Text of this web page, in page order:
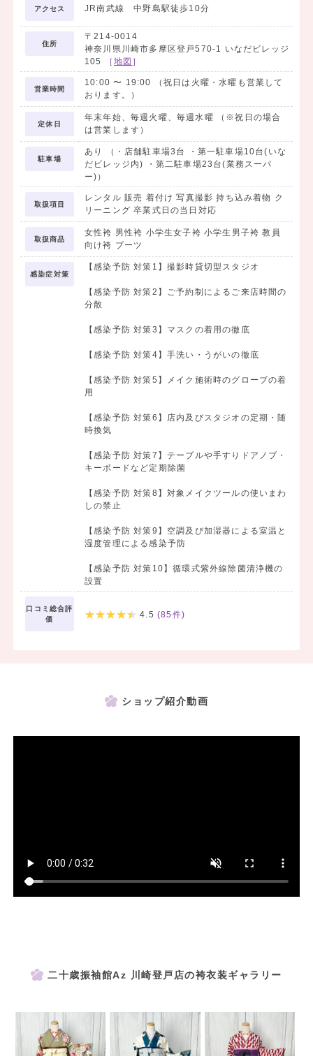
❤︎ ❤︎ ❤︎
川崎市で卒業袴をレンタルするなら
創業50周年 の二十歳振袖館Az-アズ-へ
❤︎ ❤︎ ❤︎
創業48周年の小野写真館から生まれたAzでは
卒業式の袴レンタル、ヘアメイク、着付けなど、お写真撮影、
てにとことんこだわり、
新しい人生の門出が素敵なものになるよう、精一杯お手伝いさせ
て頂きます！
アクセス JR南武線 中野島駅徒歩10分
住所
〒214-0014
神奈川県川崎市多摩区登戸570-1 いなだビレッジ
105
［ 地図 ］
営業時間
10:00 〜 19:00
（祝日は火曜・水曜も営業して
おります。）
定休日
年末年始、毎週火曜、毎週水曜 （※祝日の場合
は営業します）
駐車場
あり （・店舗駐車場3台 ・第一駐車場10台(いな
だビレッジ内) ・第二駐車場23台(業務スーパ
ー)）
取扱項目
レンタル 販売 着付け 写真撮影 持ち込み着物 ク
リーニング 卒業式日の当日対応
取扱商品
女性袴 男性袴 小学生女子袴 小学生男子袴 教員
向け袴 ブーツ
感染症対策
【感染予防 対策1】撮影時貸切型スタジオ
【感染予防 対策2】ご予約制によるご来店時間の
分散
【感染予防 対策3】マスクの着用の徹底
【感染予防 対策4】手洗い・うがいの徹底
【感染予防 対策5】メイク施術時のグローブの着
用
【感染予防 対策6】店内及びスタジオの定期・随
時換気
【感染予防 対策7】テーブルや手すりドアノブ・
キーボードなど定期除菌
【感染予防 対策8】対象メイクツールの使いまわ
しの禁止
【感染予防 対策9】空調及び加湿器による室温と
湿度管理による感染予防
【感染予防 対策10】循環式紫外線除菌清浄機の
設置
口コミ総合評
価
4.5 (85 件)
ショップ紹介動画
二十歳振袖館Az 川崎登戸店の袴衣装ギャラリー